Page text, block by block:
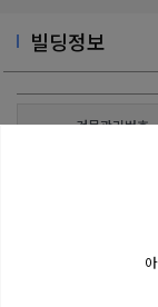
빌딩정보
건물관리번호